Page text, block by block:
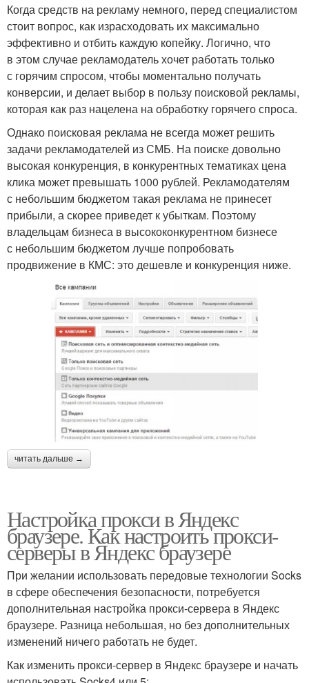
Когда средств на рекламу немного, перед специалистом
стоит вопрос, как израсходовать их максимально
эффективно и отбить каждую копейку. Логично, что
в этом случае рекламодатель хочет работать только
с горячим спросом, чтобы моментально получать
конверсии, и делает выбор в пользу поисковой рекламы,
которая как раз нацелена на обработку горячего спроса.
Однако поисковая реклама не всегда может решить
задачи рекламодателей из СМБ. На поиске довольно
высокая конкуренция, в конкурентных тематиках цена
клика может превышать 1000 рублей. Рекламодателям
с небольшим бюджетом такая реклама не принесет
прибыли, а скорее приведет к убыткам. Поэтому
владельцам бизнеса в высококонкурентном бизнесе
с небольшим бюджетом лучше попробовать
продвижение в КМС: это дешевле и конкуренция ниже.
читать дальше →
Настройка прокси в Яндекс
браузере. Как настроить прокси-
серверы в Яндекс браузере
При желании использовать передовые технологии Socks
в сфере обеспечения безопасности, потребуется
дополнительная настройка прокси-сервера в Яндекс
браузере. Разница небольшая, но без дополнительных
изменений ничего работать не будет.
Как изменить прокси-сервер в Яндекс браузере и начать